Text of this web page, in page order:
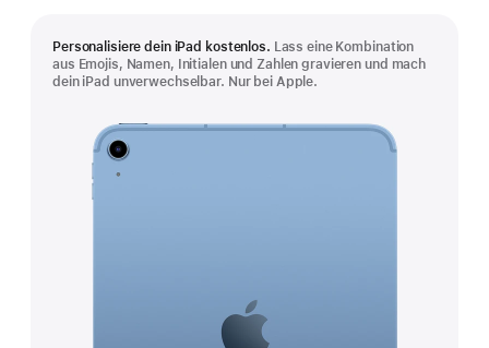
Personalisiere dein iPad kostenlos. Lass eine Kombination
aus Emojis, Namen, Initialen und Zahlen gravieren und mach
dein iPad unverwechselbar. Nur bei Apple.